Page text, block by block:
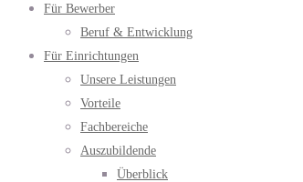
Für Bewerber
Beruf & Entwicklung
Für Einrichtungen
Unsere Leistungen
Vorteile
Fachbereiche
Auszubildende
Überblick